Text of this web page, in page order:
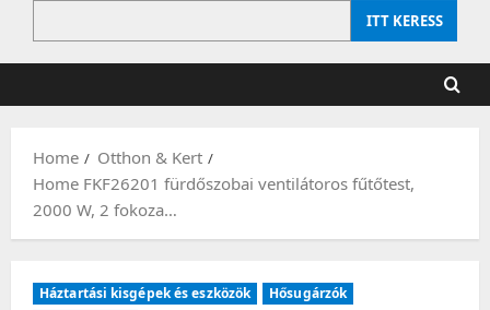
ITT KERESS
Home
Otthon & Kert
Home FKF26201 fürdőszobai ventilátoros fűtőtest,
2000 W, 2 fokoza…
Háztartási kisgépek és eszközök
Hősugárzók